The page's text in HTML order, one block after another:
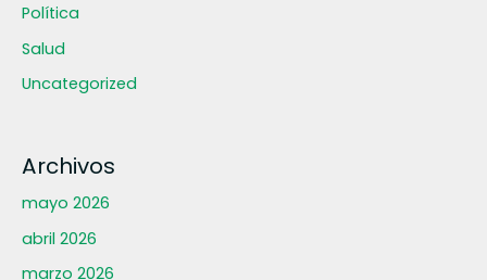
Política
Salud
Uncategorized
Archivos
mayo 2026
abril 2026
marzo 2026